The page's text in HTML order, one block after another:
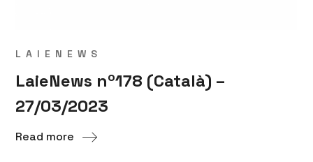
LAIENEWS
LaieNews nº178 (Català) –
27/03/2023
Read more